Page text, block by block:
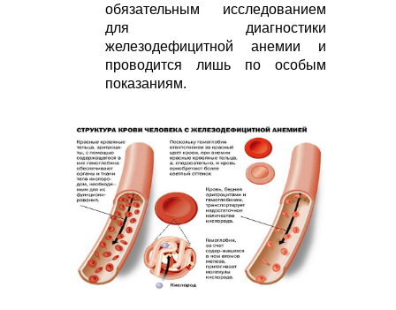
обязательным исследованием
для диагностики
железодефицитной анемии и
проводится лишь по особым
показаниям.